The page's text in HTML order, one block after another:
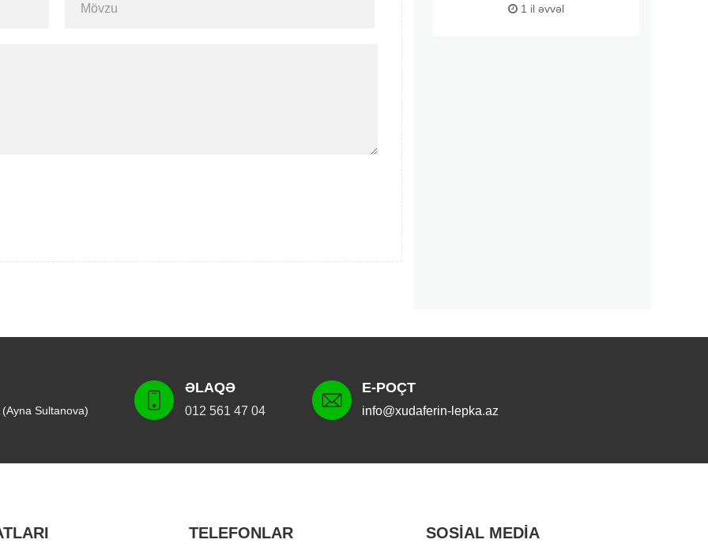
1 il əvvəl
Sultanova)
ƏLAQƏ
012 561 47 04
E-POÇT
info@xudaferin-lepka.az
TELEFONLAR SOSIAL MEDIA